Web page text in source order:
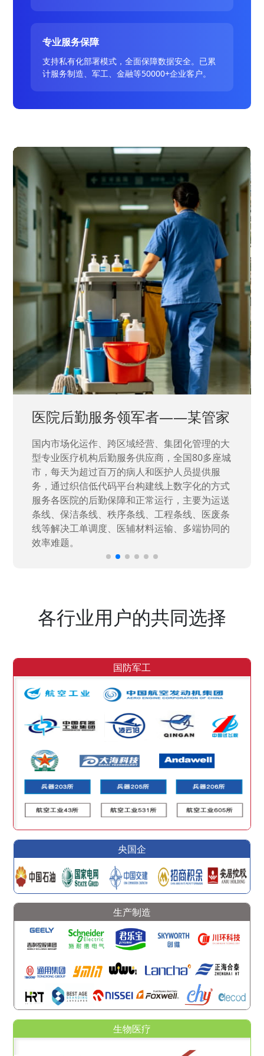
专业服务保障
支持私有化部署模式，全面保障数据安全。已累
计服务制造、军工、金融等50000+企业客户。
中国兵器工业集团——银光化学
国家“一五”期间156个重点项目之一。属于国家
高新技术企业，在信息化升级建设中，存在大
量“小、散、碎”的信息化需求，需要投入大量人
力资源进行开发，通过引入织信低代码平台，解
决当下遇到的各类业务难题，提升整体的IT研发
效率。
各行业用户的共同选择
国防军工
央国企
生产制造
生物医疗